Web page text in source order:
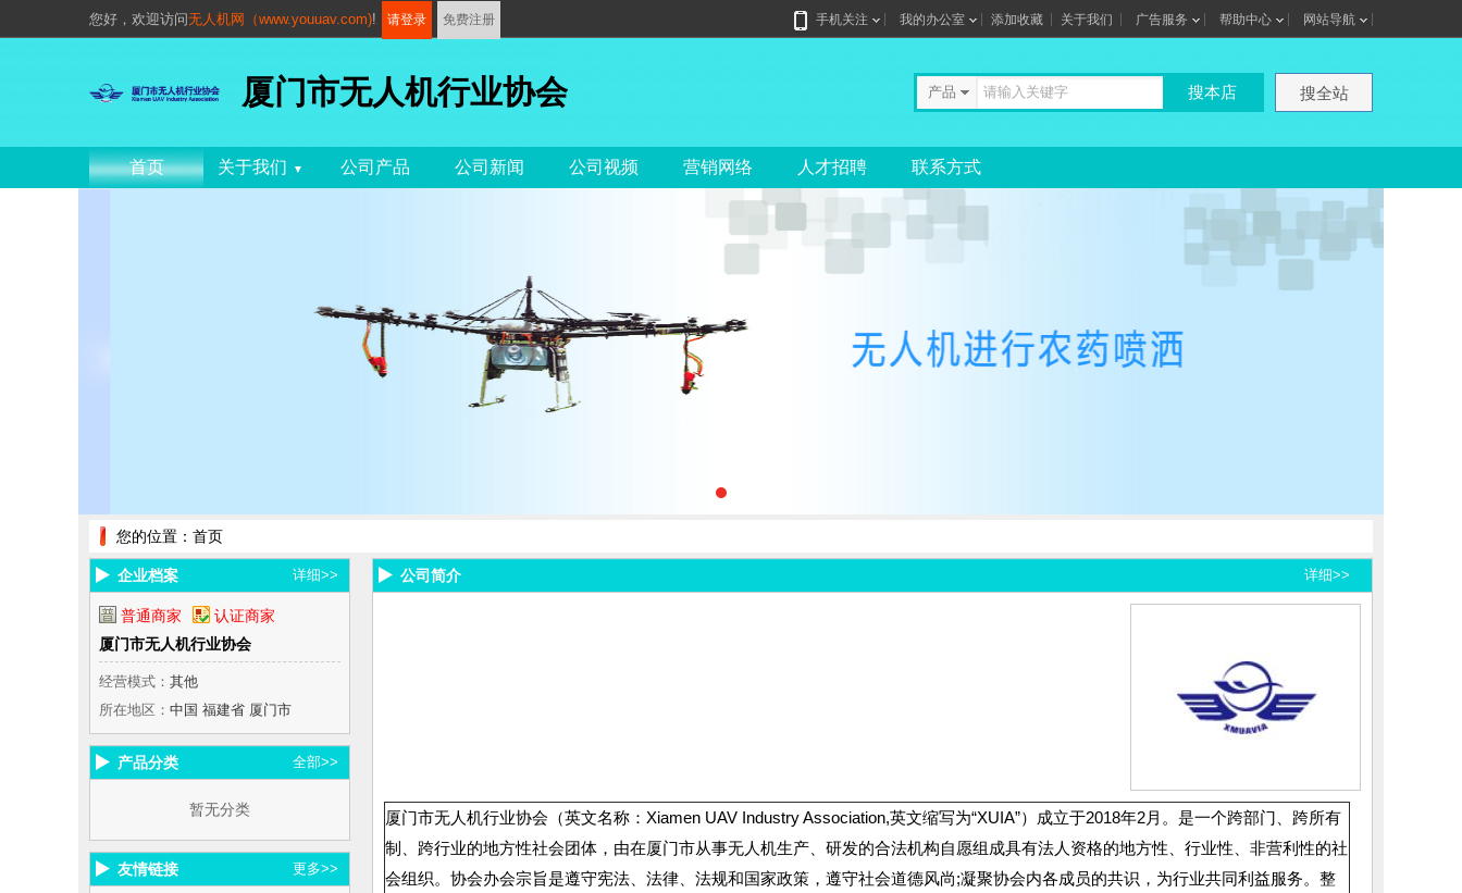
您好， 欢迎访问无人机网（www.youuav.com)! 请登录 免费注册 手机关注 我的办公室 添加收藏 关于我们 广告服务 帮助中心 网站导航
厦门市无人机行业协会 产品 搜本店 搜全站
首页 关于我们 ▼ 公司产品 公司新闻 公司视频 营销网络 人才招聘 联系方式
您的位置： 首页
企业档案 详细>>
普通商家
认证商家
厦门市无人机行业协会
经营模式： 其他
所在地区： 中国 福建省 厦门市
产品分类 全部>>
暂无分类
友情链接 更多>>
公司简介 详细>>
厦门市无人机行业协会（英文名称：Xiamen UAV Industry Association,英文缩写为“XUIA”）成立于2018年2月。是一个跨部门、跨所有
制、跨行业的地方性社会团体，由在厦门市从事无人机生产、研发的合法机构自愿组成具有法人资格的地方性、行业性、非营利性的社
会组织。协会办会宗旨是遵守宪法、法律、法规和国家政策，遵守社会道德风尚;凝聚协会内各成员的共识，为行业共同利益服务。整